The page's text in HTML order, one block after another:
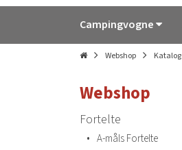
Campingvogne
Webshop Katalog
Webshop
Fortelte
• A-måls Fortelte